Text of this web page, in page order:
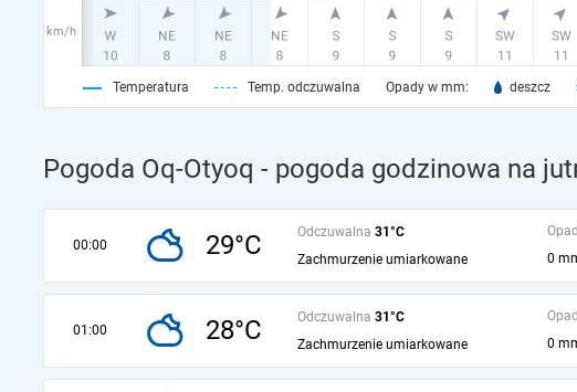
km/h
Temperatura Temp. odczuwalna Opady w mm: deszcz
Pogoda Oq-Otyoq - pogoda godzinowa na
00:00 29°C Odczuwalna 31°C
Zachmurzenie umiarkowane
0
01:00 28°C Odczuwalna 31°C
Zachmurzenie umiarkowane
0